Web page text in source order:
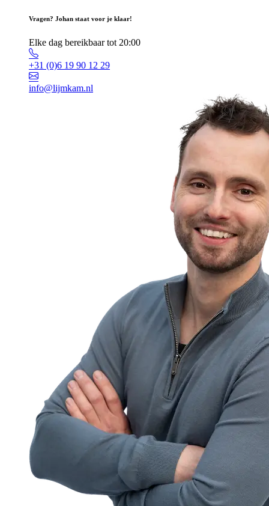
Vragen? Johan staat voor je klaar!
Elke dag bereikbaar tot 20:00
+31 (0)6 19 90 12 29
info@lijmkam.nl